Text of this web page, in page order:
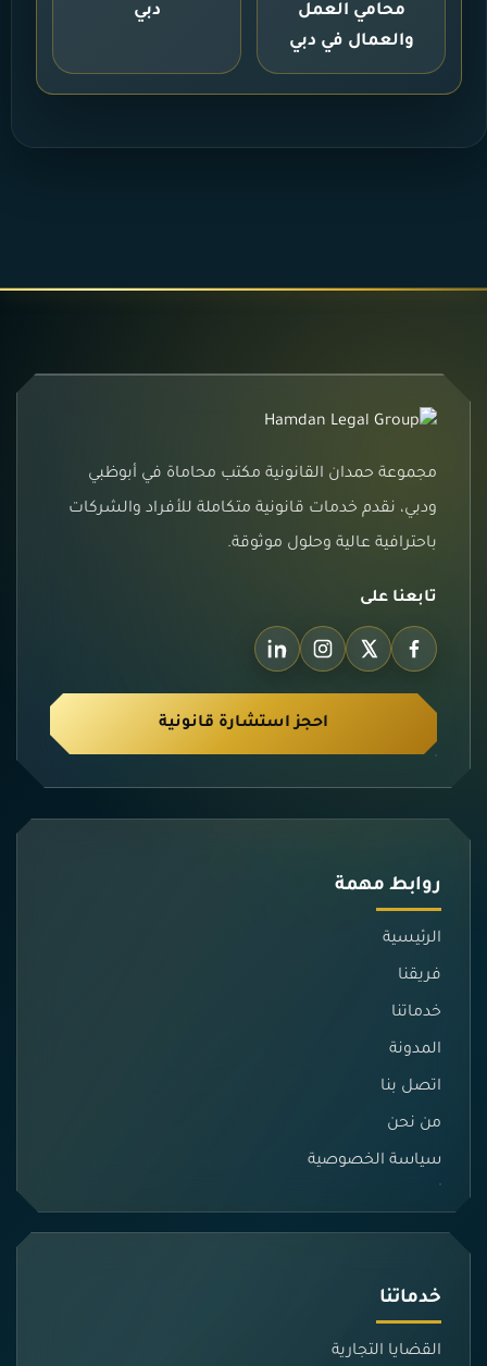
محامي العمل
والعمال في دبي
دبي
مجموعة حمدان القانونية مكتب محاماة في أبوظبي
ودبي، نقدم خدمات قانونية متكاملة للأفراد والشركات
باحترافية عالية وحلول موثوقة.
تابعنا على
احجز استشارة قانونية
روابط مهمة
الرئيسية
فريقنا
خدماتنا
المدونة
اتصل بنا
من نحن
سياسة الخصوصية
خدماتنا
القضايا التجارية